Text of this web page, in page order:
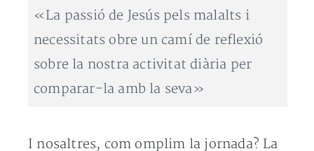
«La passió de Jesús pels malalts i
necessitats obre un camí de reflexió
sobre la nostra activitat diària per
comparar-la amb la seva»
I nosaltres, com omplim la jornada? La